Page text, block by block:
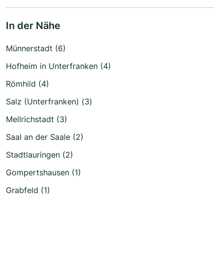
In der Nähe
Münnerstadt (6)
Hofheim in Unterfranken (4)
Römhild (4)
Salz (Unterfranken) (3)
Mellrichstadt (3)
Saal an der Saale (2)
Stadtlauringen (2)
Gompertshausen (1)
Grabfeld (1)